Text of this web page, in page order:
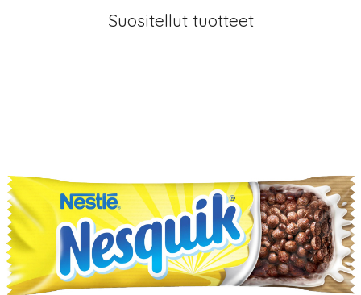
Suositellut tuotteet